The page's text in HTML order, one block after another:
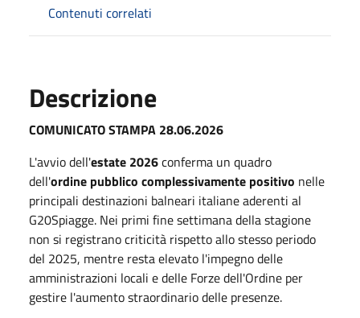
Contenuti correlati
Descrizione
COMUNICATO STAMPA 28.06.2026
L'avvio dell'estate 2026conferma un quadro
dell'ordine pubblico complessivamente positivo nelle
principali destinazioni balneari italiane aderenti al
G20Spiagge. Nei primi fine settimana della stagione
non si registrano criticità rispetto allo stesso periodo
del 2025, mentre resta elevato l'impegno delle
amministrazioni locali e delle Forze dell'Ordine per
gestire l'aumento straordinario delle presenze.